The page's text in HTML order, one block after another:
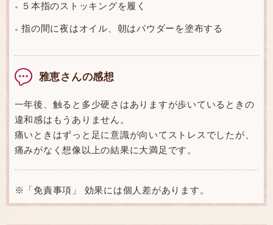
● ５本指のストッキングを履く
● 指の間に夜はオイル、朝はパウダーを塗布する
雅恵さんの感想
一年後、触ると多少硬さはありますが歩いているときの
違和感はもうありません。
痛いときはずっと足に意識が向いてストレスでしたが、
痛みがなく想像以上の結果に大満足です。
※「免責事項」 効果には個人差があります。